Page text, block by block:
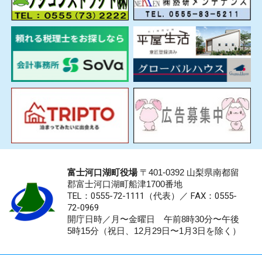
富士河口湖町役場〒401-0392 山梨県南都留
郡富士河口湖町船津1700番地
TEL：0555-72-1111 （代表）／ FAX：0555-
72-0969
開庁日時／月〜金曜日 午前8時30分〜午後
5時15分（祝日、12月29日〜1月3日を除く）